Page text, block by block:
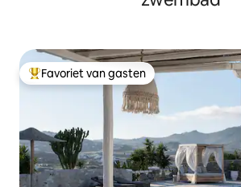
Topfavoriet van gasten
Favoriet van gasten